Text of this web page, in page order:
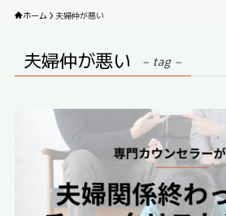
ホーム 夫婦仲が悪い
夫婦仲が悪い – tag –